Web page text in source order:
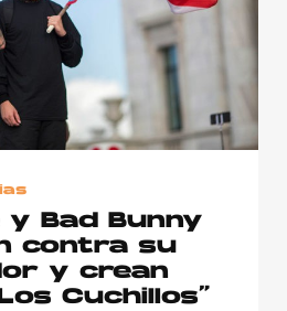
y Bad Bunny
contra su
y crean
Cuchillos”